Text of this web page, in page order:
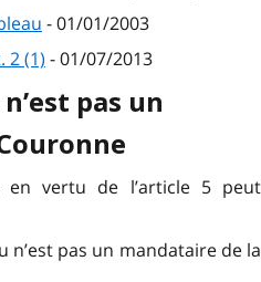
- 01/01/2003
2 (1) - 01/07/2013
pas un
vertu de l’article 5 peut
n’est pas un mandataire de la